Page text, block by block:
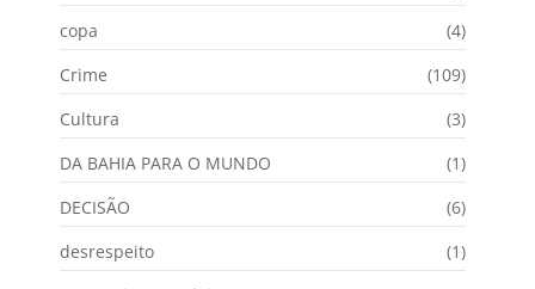
copa
(4)
Crime
(109)
Cultura
(3)
DA BAHIA PARA O MUNDO
(1)
DECISÃO
(6)
desrespeito
(1)